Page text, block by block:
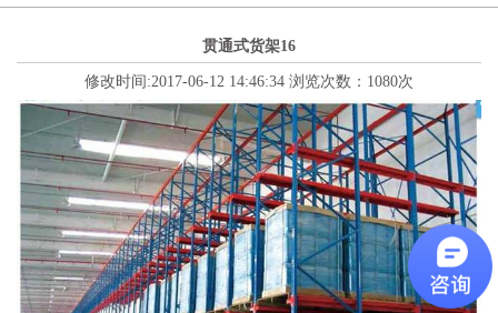
贯通式货架16
修改时间:2017-06-12 14:46:34 浏览次数：1080次